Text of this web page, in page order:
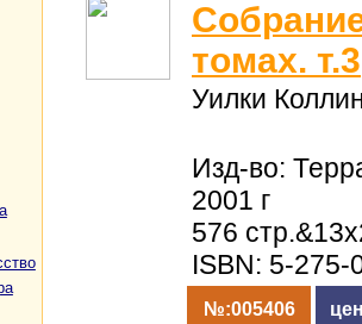
томах. т.3
Уилки
Изд-во:
2001 г
576
ISBN: 5-275-
№:005406